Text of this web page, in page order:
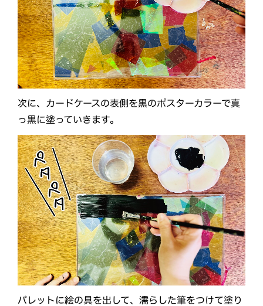
次に、カードケースの表側を黒のポスターカラーで真
っ黒に塗っていきます。
パレットに絵の具を出して、濡らした筆をつけて塗り